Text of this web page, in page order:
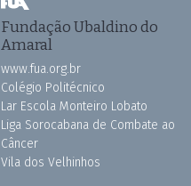
Fundação Ubaldino do
Amaral
www.fua.org.br
Colégio Politécnico
Lar Escola Monteiro Lobato
Liga Sorocabana de Combate ao
Câncer
Vila dos Velhinhos